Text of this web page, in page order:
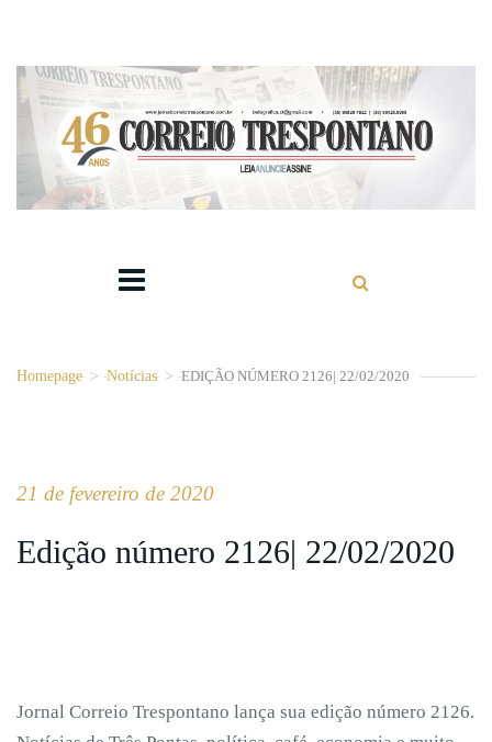
Homepage > Notícias > EDIÇÃO NÚMERO 2126| 22/02/2020
21 de fevereiro de 2020
Edição número 2126| 22/02/2020
Jornal Correio Trespontano lança sua edição número 2126.